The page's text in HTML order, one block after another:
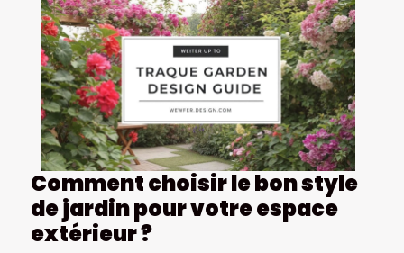
Comment choisir le bon style
de jardin pour votre espace
extérieur ?